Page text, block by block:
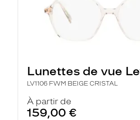
Lunettes de vue
LV1106 FWM BEIGE CRISTAL
À partir de
159,00 €